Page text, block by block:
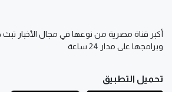
أكبر قناة مصرية من نوعها في مجال الأخبار تبث
وبرامجها على مدار 24 ساعة
تحميل التطبيق